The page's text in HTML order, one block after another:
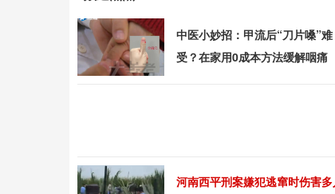
中医小妙招：甲流后“刀片嗓”难
受？在家用0成本方法缓解咽痛
河南西平刑案嫌犯逃窜时伤害多